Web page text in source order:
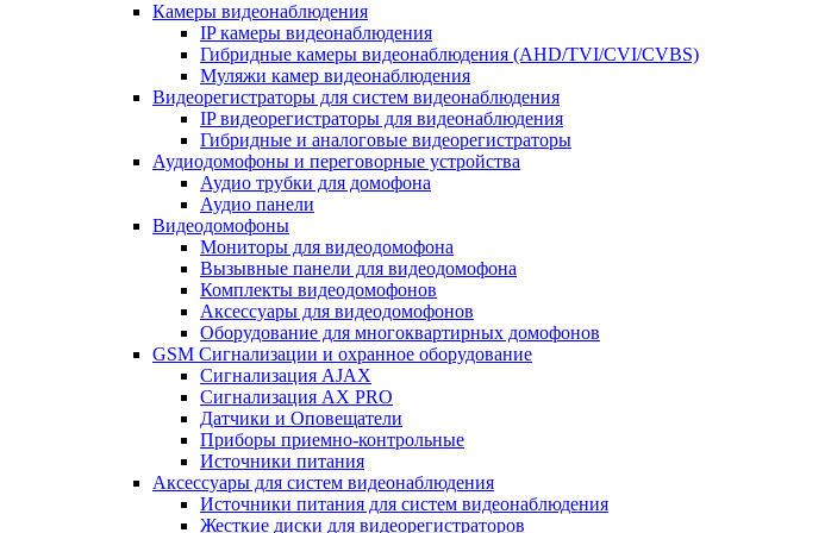
Камеры видеонаблюдения
IP камеры видеонаблюдения
Гибридные камеры видеонаблюдения (AHD/TVI/CVI/CVBS)
Муляжи камер видеонаблюдения
Видеорегистраторы для систем видеонаблюдения
IP видеорегистраторы для видеонаблюдения
Гибридные и аналоговые видеорегистраторы
Аудиодомофоны и переговорные устройства
Аудио трубки для домофона
Аудио панели
Видеодомофоны
Мониторы для видеодомофона
Вызывные панели для видеодомофона
Комплекты видеодомофонов
Аксессуары для видеодомофонов
Оборудование для многоквартирных домофонов
GSM Сигнализации и охранное оборудование
Сигнализация AJAX
Сигнализация AX PRO
Датчики и Оповещатели
Приборы приемно-контрольные
Источники питания
Аксессуары для систем видеонаблюдения
Источники питания для систем видеонаблюдения
Жесткие диски для видеорегистраторов